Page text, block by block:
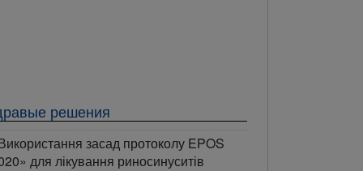
решения
засад протоколу EPOS
для лікування риносинуситів